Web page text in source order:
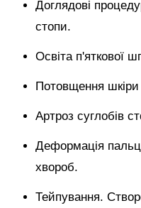
Доглядові
стопи.
Освіта п'яткової
Потовщення шкіри
Артроз суглобів
Деформація
хвороб.
Тейпування.